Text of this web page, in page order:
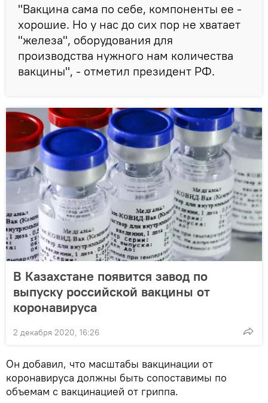
"Вакцина сама по себе, компоненты ее -
хорошие. Но у нас до сих пор не хватает
"железа", оборудования для
производства нужного нам количества
вакцины", - отметил президент РФ.
В Казахстане появится завод по
выпуску российской вакцины от
коронавируса
2 декабря 2020, 16:26
Он добавил, что масштабы вакцинации от
коронавируса должны быть сопоставимы по
объемам с вакцинацией от гриппа.